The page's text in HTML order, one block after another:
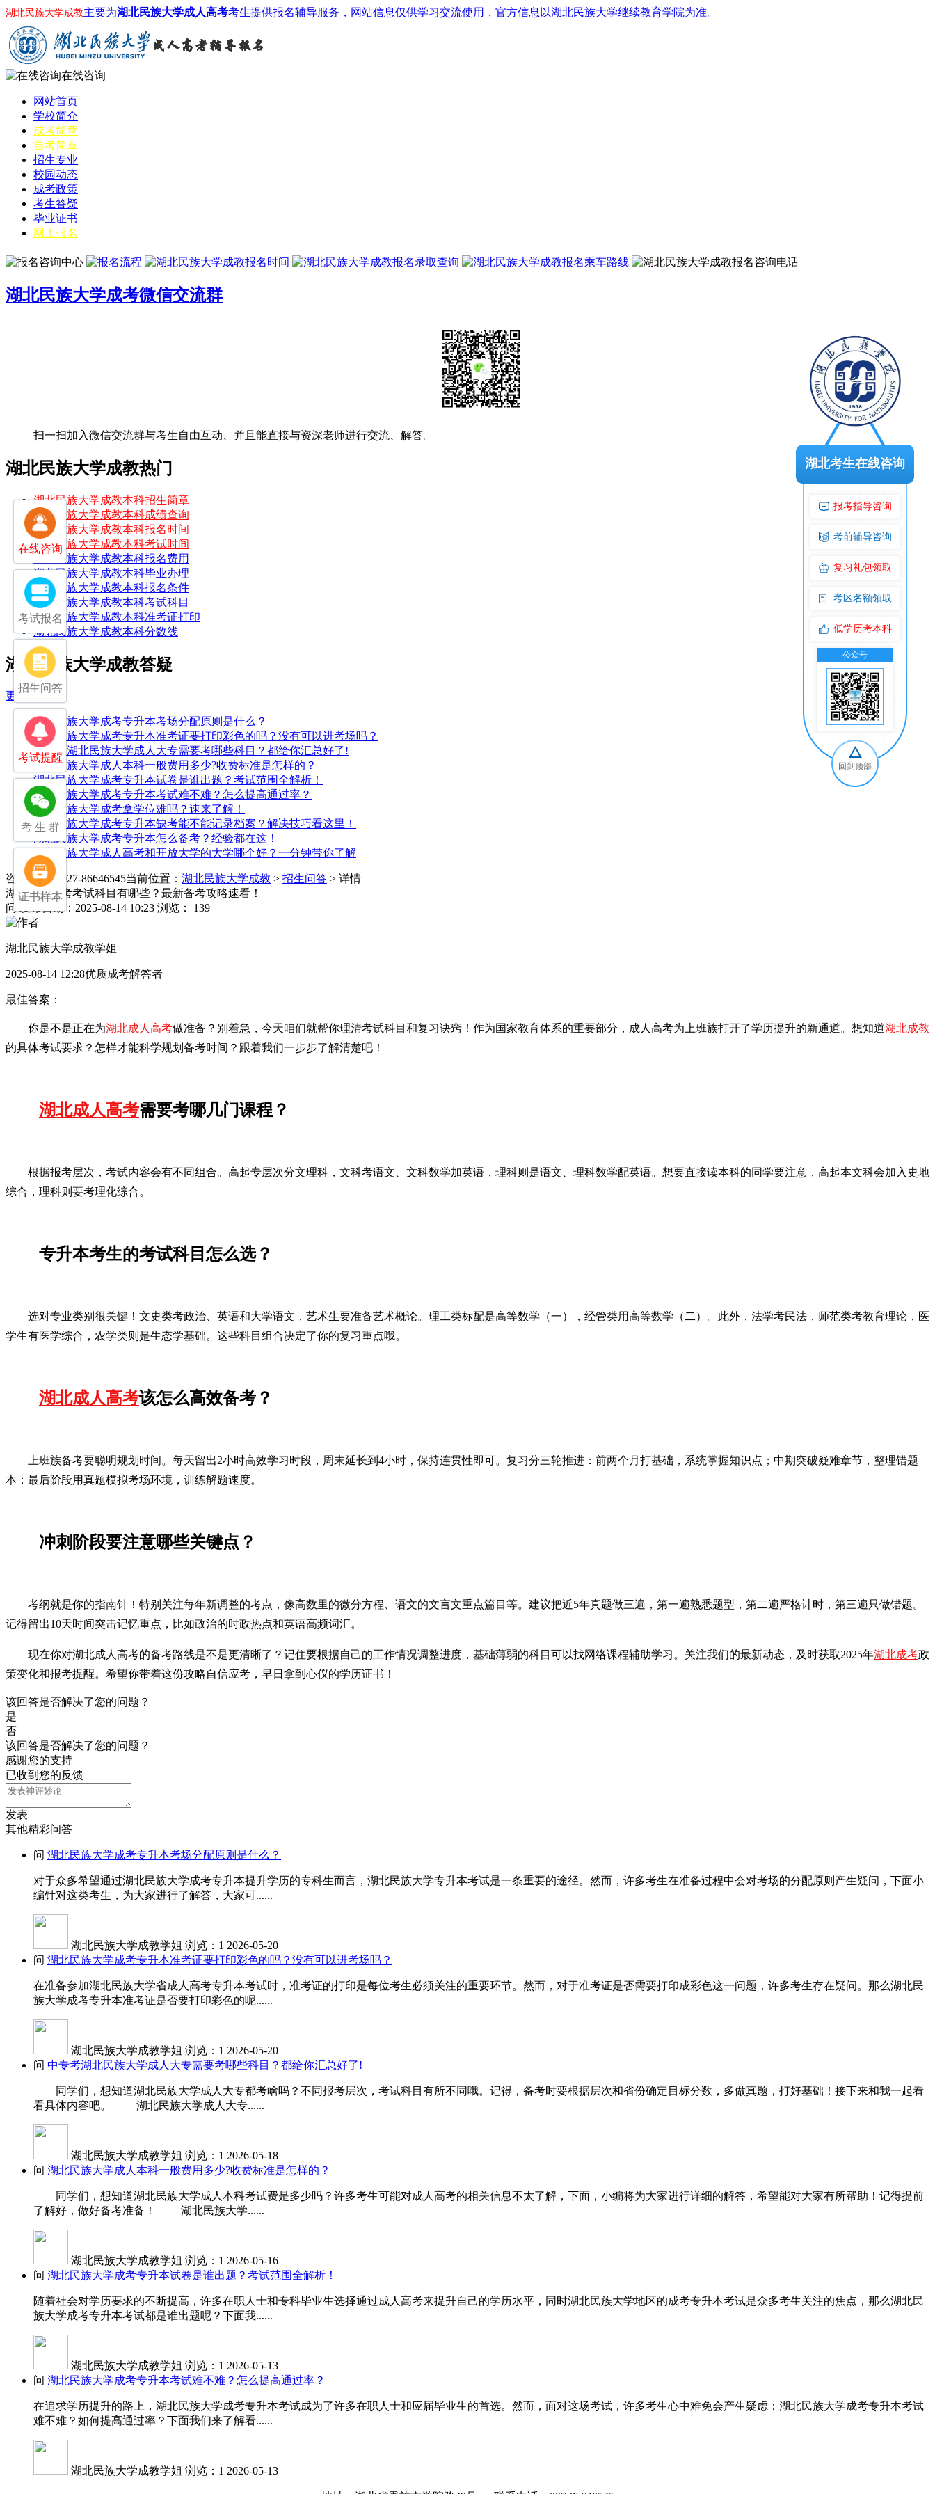
湖北民族大学成教主要为湖北民族大学成人高考考生提供报名辅导服务，网站信息仅供学习交流使用，官方信息以湖北民族大学继续教育学院为准。
在线咨询
网站首页
学校简介
成考简章
自考简章
招生专业
校园动态
成考政策
考生答疑
毕业证书
网上报名
湖北民族大学成考微信交流群
扫一扫加入微信交流群与考生自由互动、并且能直接与资深老师进行交流、解答。
湖北民族大学成教热门
湖北民族大学成教本科招生简章
湖北民族大学成教本科成绩查询
湖北民族大学成教本科报名时间
湖北民族大学成教本科考试时间
湖北民族大学成教本科报名费用
湖北民族大学成教本科毕业办理
湖北民族大学成教本科报名条件
湖北民族大学成教本科考试科目
湖北民族大学成教本科准考证打印
湖北民族大学成教本科分数线
湖北民族大学成教答疑
更多>>
湖北民族大学成考专升本考场分配原则是什么？
湖北民族大学成考专升本准考证要打印彩色的吗？没有可以进考场吗？
中专考湖北民族大学成人大专需要考哪些科目？都给你汇总好了!
湖北民族大学成人本科一般费用多少?收费标准是怎样的？
湖北民族大学成考专升本试卷是谁出题？考试范围全解析！
湖北民族大学成考专升本考试难不难？怎么提高通过率？
湖北民族大学成考拿学位难吗？速来了解！
湖北民族大学成考专升本缺考能不能记录档案？解决技巧看这里！
湖北民族大学成考专升本怎么备考？经验都在这！
湖北民族大学成人高考和开放大学的大学哪个好？一分钟带你了解
咨询电话：027-86646545当前位置： 湖北民族大学成教 > 招生问答 > 详情
湖北成人高考考试科目有哪些？最新备考攻略速看！
问 发布日期：2025-08-14 10:23 浏览： 139
湖北民族大学成教学姐
2025-08-14 12:28优质成考解答者
最佳答案：
你是不是正在为湖北成人高考做准备？别着急，今天咱们就帮你理清考试科目和复习诀窍！作为国家教育体系的重要部分，成人高考为上班族打开了学历提升的新通道。想知道湖北成教
的具体考试要求？怎样才能科学规划备考时间？跟着我们一步步了解清楚吧！
湖北成人高考需要考哪几门课程？
根据报考层次，考试内容会有不同组合。高起专层次分文理科，文科考语文、文科数学加英语，理科则是语文、理科数学配英语。想要直接读本科的同学要注意，高起本文科会加入史地
综合，理科则要考理化综合。
专升本考生的考试科目怎么选？
选对专业类别很关键！文史类考政治、英语和大学语文，艺术生要准备艺术概论。理工类标配是高等数学（一），经管类用高等数学（二）。此外，法学考民法，师范类考教育理论，医
学生有医学综合，农学类则是生态学基础。这些科目组合决定了你的复习重点哦。
湖北成人高考该怎么高效备考？
上班族备考要聪明规划时间。每天留出2小时高效学习时段，周末延长到4小时，保持连贯性即可。复习分三轮推进：前两个月打基础，系统掌握知识点；中期突破疑难章节，整理错题
本；最后阶段用真题模拟考场环境，训练解题速度。
冲刺阶段要注意哪些关键点？
考纲就是你的指南针！特别关注每年新调整的考点，像高数里的微分方程、语文的文言文重点篇目等。建议把近5年真题做三遍，第一遍熟悉题型，第二遍严格计时，第三遍只做错题。
记得留出10天时间突击记忆重点，比如政治的时政热点和英语高频词汇。
现在你对湖北成人高考的备考路线是不是更清晰了？记住要根据自己的工作情况调整进度，基础薄弱的科目可以找网络课程辅助学习。关注我们的最新动态，及时获取2025年湖北成考政
策变化和报考提醒。希望你带着这份攻略自信应考，早日拿到心仪的学历证书！
该回答是否解决了您的问题？
是
否
该回答是否解决了您的问题？
感谢您的支持
已收到您的反馈
发表
其他精彩问答
问 湖北民族大学成考专升本考场分配原则是什么？
对于众多希望通过湖北民族大学成考专升本提升学历的专科生而言，湖北民族大学专升本考试是一条重要的途径。然而，许多考生在准备过程中会对考场的分配原则产生疑问，下面小
编针对这类考生，为大家进行了解答，大家可......
湖北民族大学成教学姐 浏览：1 2026-05-20
问 湖北民族大学成考专升本准考证要打印彩色的吗？没有可以进考场吗？
在准备参加湖北民族大学省成人高考专升本考试时，准考证的打印是每位考生必须关注的重要环节。然而，对于准考证是否需要打印成彩色这一问题，许多考生存在疑问。那么湖北民
族大学成考专升本准考证是否要打印彩色的呢......
湖北民族大学成教学姐 浏览：1 2026-05-20
问 中专考湖北民族大学成人大专需要考哪些科目？都给你汇总好了!
同学们，想知道湖北民族大学成人大专都考啥吗？不同报考层次，考试科目有所不同哦。记得，备考时要根据层次和省份确定目标分数，多做真题，打好基础！接下来和我一起看
看具体内容吧。 湖北民族大学成人大专......
湖北民族大学成教学姐 浏览：1 2026-05-18
问 湖北民族大学成人本科一般费用多少?收费标准是怎样的？
同学们，想知道湖北民族大学成人本科考试费是多少吗？许多考生可能对成人高考的相关信息不太了解，下面，小编将为大家进行详细的解答，希望能对大家有所帮助！记得提前
了解好，做好备考准备！ 湖北民族大学......
湖北民族大学成教学姐 浏览：1 2026-05-16
问 湖北民族大学成考专升本试卷是谁出题？考试范围全解析！
随着社会对学历要求的不断提高，许多在职人士和专科毕业生选择通过成人高考来提升自己的学历水平，同时湖北民族大学地区的成考专升本考试是众多考生关注的焦点，那么湖北民
族大学成考专升本考试都是谁出题呢？下面我......
湖北民族大学成教学姐 浏览：1 2026-05-13
问 湖北民族大学成考专升本考试难不难？怎么提高通过率？
在追求学历提升的路上，湖北民族大学成考专升本考试成为了许多在职人士和应届毕业生的首选。然而，面对这场考试，许多考生心中难免会产生疑虑：湖北民族大学成考专升本考试
难不难？如何提高通过率？下面我们来了解看......
湖北民族大学成教学姐 浏览：1 2026-05-13
在线咨询
考试报名
招生问答
考试提醒
考 生 群
证书样本
湖北考生在线咨询
报考指导咨询
考前辅导咨询
复习礼包领取
考区名额领取
低学历考本科
公众号
回到顶部